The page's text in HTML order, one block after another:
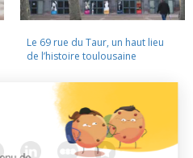
Le 69 rue du Taur, un haut lieu
de l’histoire toulousaine